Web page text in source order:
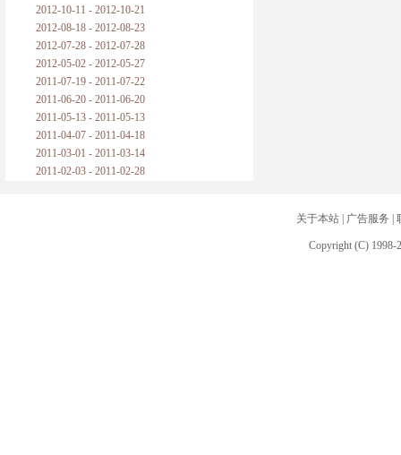
2012-10-11 - 2012-10-21
2012-08-18 - 2012-08-23
2012-07-28 - 2012-07-28
2012-05-02 - 2012-05-27
2011-07-19 - 2011-07-22
2011-06-20 - 2011-06-20
2011-05-13 - 2011-05-13
2011-04-07 - 2011-04-18
2011-03-01 - 2011-03-14
2011-02-03 - 2011-02-28
关于本站| 广告服务
Copyright (C) 1998-